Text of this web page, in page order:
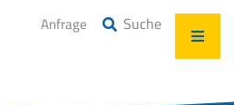
Anfrage Suche